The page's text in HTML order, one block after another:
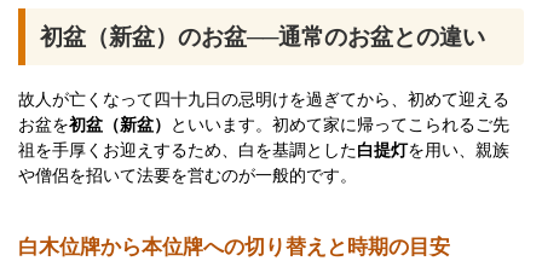
初盆（新盆）のお盆──通常のお盆との違い
故人が亡くなって四十九日の忌明けを過ぎてから、初めて迎える
お盆を初盆（新盆）
といいます。初めて家に帰ってこられるご先
祖を手厚くお迎えするため、白を基調とした白提灯を用い、親族
や僧侶を招いて法要を営むのが一般的です。
白木位牌から本位牌への切り替えと時期の目安